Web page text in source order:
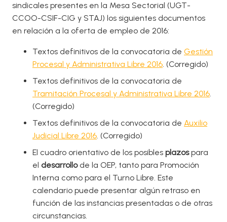
sindicales presentes en la Mesa Sectorial (UGT-
CCOO-CSIF-CIG y STAJ) los siguientes documentos
en relación a la oferta de empleo de 2016:
Textos definitivos de la convocatoria de Gestión
Procesal y Administrativa Libre 2016. (Corregido)
Textos definitivos de la convocatoria de
Tramitación Procesal y Administrativa Libre 2016.
(Corregido)
Textos definitivos de la convocatoria de Auxilio
Judicial Libre 2016. (Corregido)
El cuadro orientativo de los posibles plazospara
el desarrollode la OEP, tanto para Promoción
Interna como para el Turno Libre. Este
calendario puede presentar algún retraso en
función de las instancias presentadas o de otras
circunstancias.